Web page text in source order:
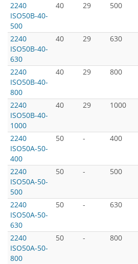
2240
ISO50B-40-
500
40 29 500
2240
ISO50B-40-
630
40 29 630
2240
ISO50B-40-
800
40 29 800
2240
ISO50B-40-
1000
40 29 1000
2240
ISO50A-50-
400
50 - 400
2240
ISO50A-50-
500
50 - 500
2240
ISO50A-50-
630
50 - 630
2240
ISO50A-50-
800
50 - 800